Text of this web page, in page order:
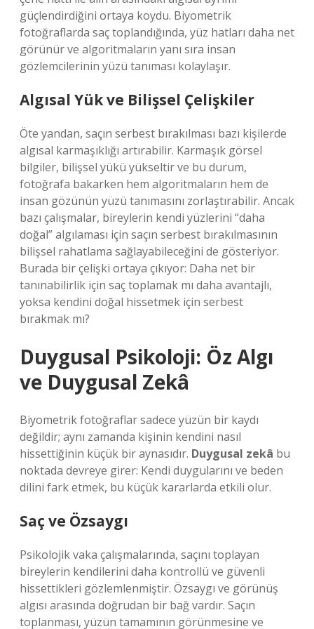
güçlendirdiğini ortaya koydu. Biyometrik
fotoğraflarda saç toplandığında, yüz hatları daha net
görünür ve algoritmaların yanı sıra insan
gözlemcilerinin yüzü tanıması kolaylaşır.
Algısal Yük ve Bilişsel Çelişkiler
Öte yandan, saçın serbest bırakılması bazı kişilerde
algısal karmaşıklığı artırabilir. Karmaşık görsel
bilgiler, bilişsel yükü yükseltir ve bu durum,
fotoğrafa bakarken hem algoritmaların hem de
insan gözünün yüzü tanımasını zorlaştırabilir. Ancak
bazı çalışmalar, bireylerin kendi yüzlerini “daha
doğal” algılaması için saçın serbest bırakılmasının
bilişsel rahatlama sağlayabileceğini de gösteriyor.
Burada bir çelişki ortaya çıkıyor: Daha net bir
tanınabilirlik için saç toplamak mı daha avantajlı,
yoksa kendini doğal hissetmek için serbest
bırakmak mı?
Duygusal Psikoloji: Öz Algı
ve Duygusal Zekâ
Biyometrik fotoğraflar sadece yüzün bir kaydı
değildir; aynı zamanda kişinin kendini nasıl
hissettiğinin küçük bir aynasıdır. Duygusal zekâ bu
noktada devreye girer: Kendi duygularını ve beden
dilini fark etmek, bu küçük kararlarda etkili olur.
Saç ve Özsaygı
Psikolojik vaka çalışmalarında, saçını toplayan
bireylerin kendilerini daha kontrollü ve güvenli
hissettikleri gözlemlenmiştir. Özsaygı ve görünüş
algısı arasında doğrudan bir bağ vardır. Saçın
toplanması, yüzün tamamının görünmesine ve